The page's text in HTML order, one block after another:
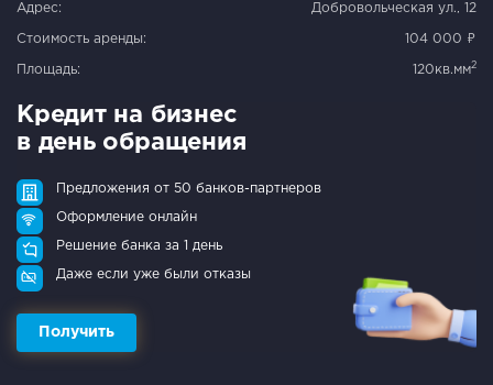
Адрес: Добровольческая ул., 12
Стоимость аренды: 104 000 ₽
Площадь: 120кв.мм2
Кредит на бизнес
в день обращения
Предложения от 50 банков-партнеров
Оформление онлайн
Решение банка за 1 день
Даже если уже были отказы
Получить